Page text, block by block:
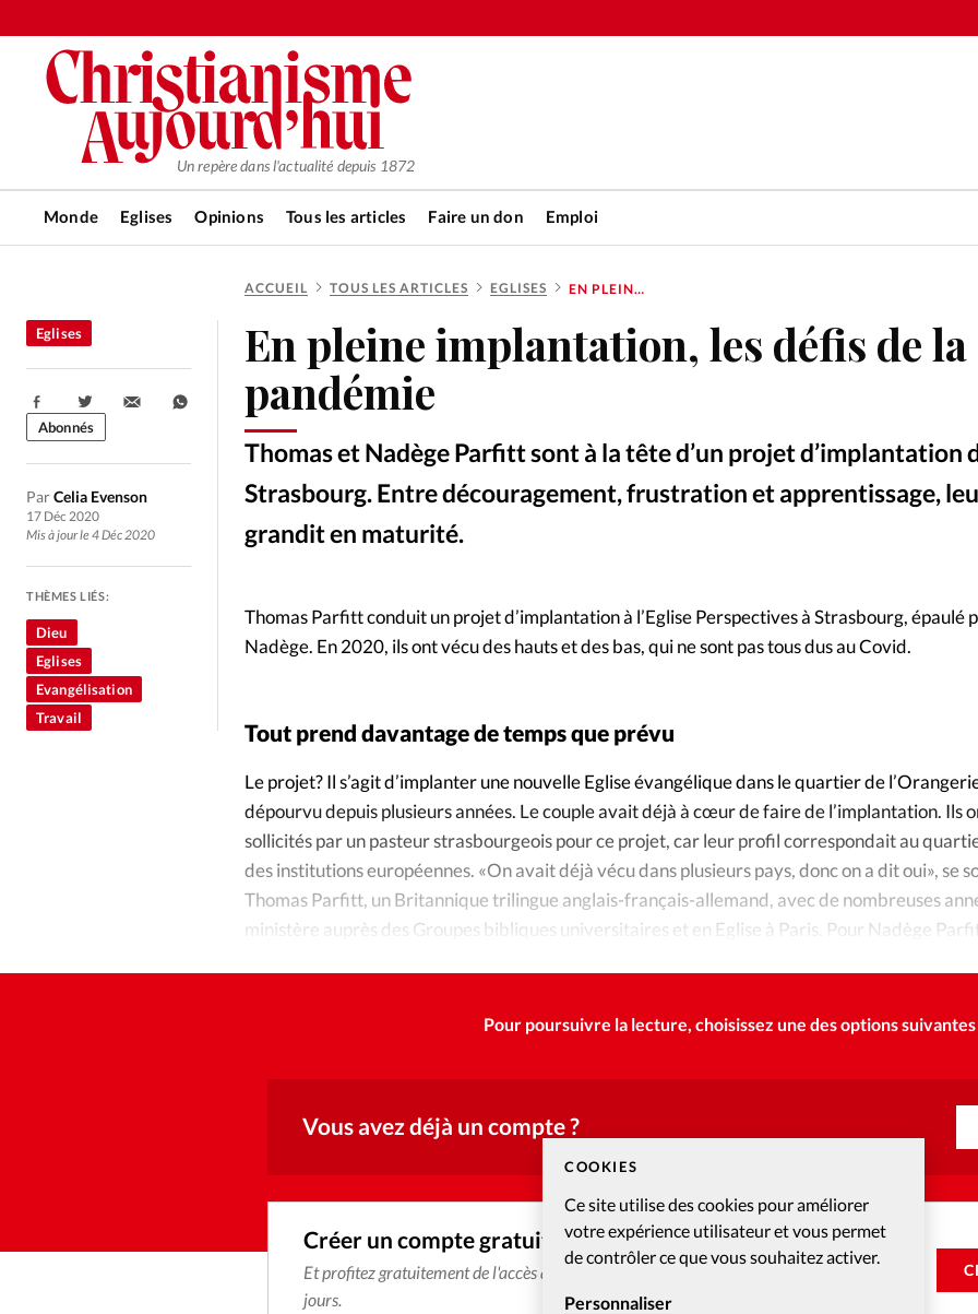
COOKIES
Ce site utilise des cookies pour améliorer
votre expérience utilisateur et vous permet
de contrôler ce que vous souhaitez activer.
Personnaliser
Un repère dans l'actualité depuis 1872
Monde Eglises Opinions Tous les articles Faire un don Emploi
RUBRIQUES
Tous les articles
Actualité chrétienne
Actualité internationale
Culture
Dossier Eglises
Foi
Génération réveil
Publireportage
Relations Aujourd'hui
Société
Vécu Vie Intérieure
Les
La
La
Nous
Emploi
ACCUEIL TOUS LES ARTICLES EGLISES EN PLEINE IMPLANTATION, LES DÉFIS DE LA PANDÉMIE
En pleine implantation, les défis de la
pandémie
Thomas et Nadège Parfitt sont à la tête d’un projet d’implantation
Strasbourg. Entre découragement, frustration et apprentissage,
grandit en maturité.
Eglises
ParCelia Evenson
17 Déc 2020
Mis à jour le 4 Déc 2020
Partager:
Abonnés
THÈMES LIÉS:
Dieu
Eglises
Evangélisation
Travail
Thomas Parfitt conduit un projet d’implantation à l’Eglise Perspectives à Strasbourg, épaulé
Nadège. En 2020, ils ont vécu des hauts et des bas, qui ne sont pas tous dus au Covid.
Tout prend davantage de temps que prévu
Le projet? Il s’agit d’implanter une nouvelle Eglise évangélique dans le quartier de
dépourvu depuis plusieurs années. Le couple avait déjà à cœur de faire de l’implantation. Ils
sollicités par un pasteur strasbourgeois pour ce projet, car leur profil correspondait au
des institutions européennes. «On avait déjà vécu dans plusieurs pays, donc on a dit oui», se
Thomas Parfitt, un Britannique trilingue anglais-français-allemand, avec de nombreuses
ministère auprès des Groupes bibliques universitaires et en Eglise à Paris. Pour Nadège
Pour poursuivre la lecture, choisissez une des options suivantes
Vous avez déjà un compte ?
Créer un compte gratuitement
Et profitez gratuitement de l'accès aux articles web réservés aux abonnés pendant 14
jours.